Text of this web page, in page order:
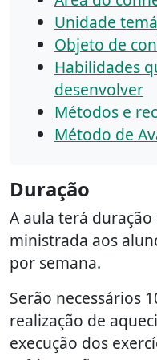
Unidade
Objeto de
Habilidades
desenvolver
Métodos e
Método de
Duração
A aula terá
ministrada aos
por semana.
Serão necessários
realização de
execução dos